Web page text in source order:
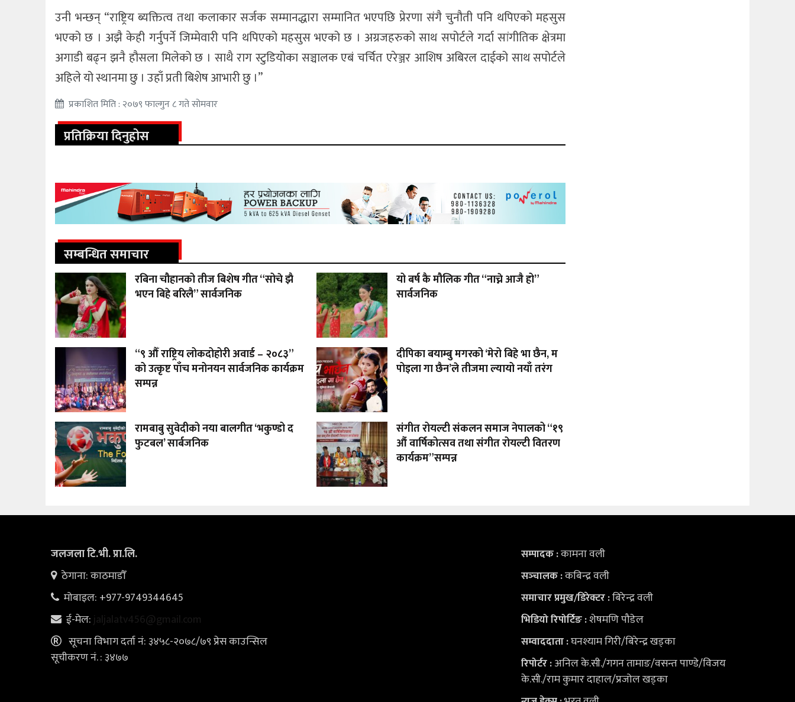
उनी भन्छन् “राष्ट्रिय ब्यक्तित्व तथा कलाकार सर्जक सम्मानद्धारा सम्मानित भएपछि प्रेरणा संगै चुनौती पनि थपिएको महसुस
भएको छ । अझै केही गर्नुपर्ने जिम्मेवारी पनि थपिएको महसुस भएको छ । अग्रजहरुको साथ सपोर्टले गर्दा सांगीतिक क्षेत्रमा
अगाडी बढ्न झनै हौसला मिलेको छ । साथै राग स्टुडियोका सञ्चालक एबं चर्चित एरेञ्जर आशिष अबिरल दाईको साथ सपोर्टले
अहिले यो स्थानमा छु । उहाँ प्रती बिशेष आभारी छु ।”
प्रकाशित मिति : २०७९ फाल्गुन ८ गते सोमवार
प्रतिक्रिया दिनुहोस
सम्बन्धित समाचार
रबिना चौहानको तीज बिशेष गीत “सोचे झै
भएन बिहे बरिलै” सार्वजनिक
यो बर्ष कै मौलिक गीत “नाच्ने आजै हो”
सार्वजनिक
“९ औँ राष्ट्रिय लोकदोहोरी अवार्ड – २०८३”
को उत्कृष्ट पाँच मनोनयन सार्वजनिक कार्यक्रम
सम्पन्न
दीपिका बयाम्बु मगरको ‘मेरो बिहे भा छैन, म
पोइला गा छैन’ले तीजमा ल्यायो नयाँ तरंग
रामबाबु सुवेदीको नया बालगीत ‘भकुण्डो द
फुटबल’ सार्बजनिक
संगीत रोयल्टी संकलन समाज नेपालको “१९
औं वार्षिकोत्सव तथा संगीत रोयल्टी वितरण
कार्यक्रम”सम्पन्न
जलजला टि.भी. प्रा.लि.
ठेगाना: काठमाडौँ
मोबाइल: +977-9749344645
ई-मेल: jaljalatv456@gmail.com
सूचना विभाग दर्ता नं: ३४५८-२०७८/७९ प्रेस काउन्सिल
सूचीकरण नं. : ३४७७
सम्पादक :कामना वली
सञ्‍चालक :कबिन्द्र वली
समाचार प्रमुख/डिरेक्टर :बिरेन्द्र वली
भिडियोरिपोर्टिङ :शेषमणि पौडेल
सम्वाददाता :घनश्याम गिरी/बिरेन्द्र खड्का
रिपोर्टर :अनिल के.सी./गगन तामाङ/वसन्त पाण्डे/विजय
के.सी./राम कुमार दाहाल/प्रजोल खड्का